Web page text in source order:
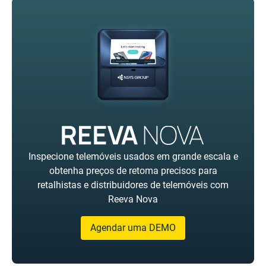
Inspecione telemóveis usados em grande escala e
obtenha preços de retoma precisos para
retalhistas e distribuidores de telemóveis com
Reeva Nova
Agendar uma DEMO